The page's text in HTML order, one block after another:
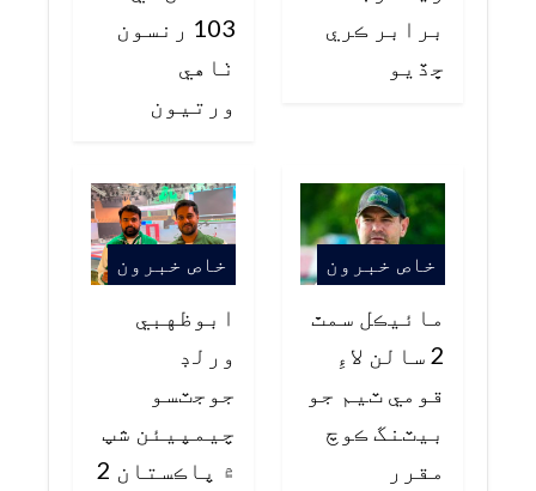
برابر ڪري
ڇڏيو
103 رنسون
ٺاهي
ورتيون
خاص خبرون
مائيڪل سمٿ
2 سالن لاءِ
قومي ٽيم جو
بيٽنگ ڪوچ
مقرر
خاص خبرون
ابوظهبي
ورلڊ
جوجٽسو
چيمپيئن شپ
۾ پاڪستان 2